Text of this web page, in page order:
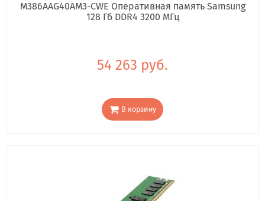
M386AAG40AM3-CWE Оперативная память Samsung
128 Гб DDR4 3200 МГц
54 263 руб.
В корзину